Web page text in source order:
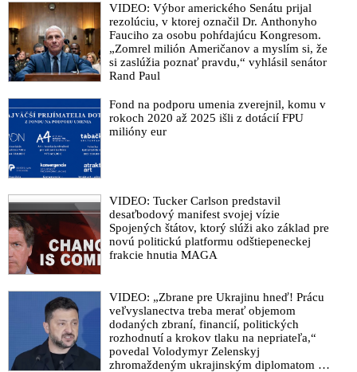
VIDEO: Výbor amerického Senátu prijal
rezolúciu, v ktorej označil Dr. Anthonyho
Fauciho za osobu pohŕdajúcu Kongresom.
„Zomrel milión Američanov a myslím si, že
si zaslúžia poznať pravdu,“ vyhlásil senátor
Rand Paul
Fond na podporu umenia zverejnil, komu v
rokoch 2020 až 2025 išli z dotácií FPU
milióny eur
VIDEO: Tucker Carlson predstavil
desaťbodový manifest svojej vízie
Spojených štátov, ktorý slúži ako základ pre
novú politickú platformu odštiepeneckej
frakcie hnutia MAGA
VIDEO: „Zbrane pre Ukrajinu hneď! Prácu
veľvyslanectva treba merať objemom
dodaných zbraní, financií, politických
rozhodnutí a krokov tlaku na nepriateľa,“
povedal Volodymyr Zelenskyj
zhromaždeným ukrajinským diplomatom v